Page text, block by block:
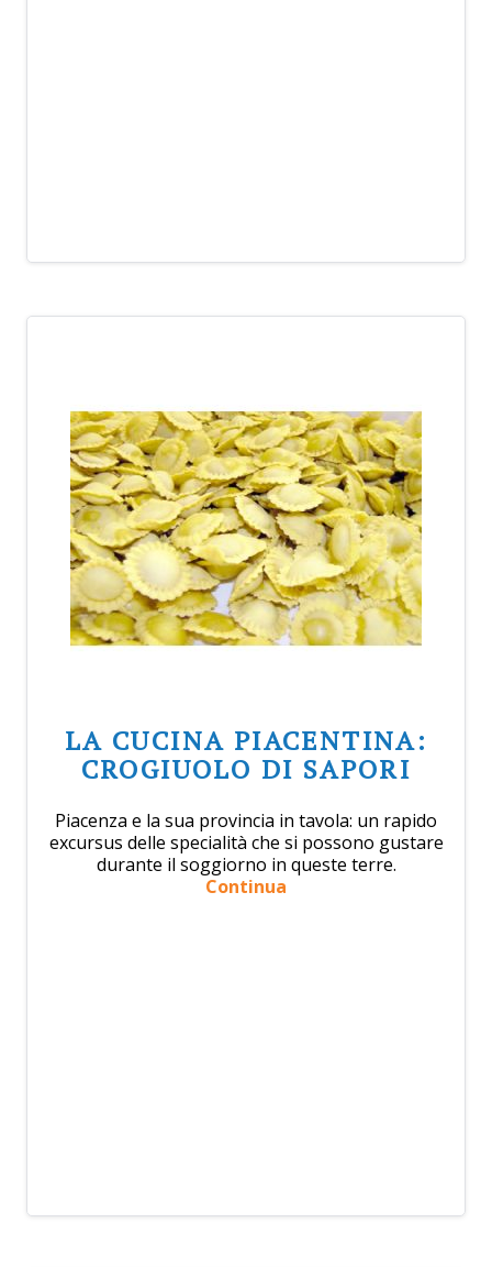
LA CUCINA PIACENTINA:
CROGIUOLO DI SAPORI
Piacenza e la sua provincia in tavola: un rapido
excursus delle specialità che si possono gustare
durante il soggiorno in queste terre.
Continua